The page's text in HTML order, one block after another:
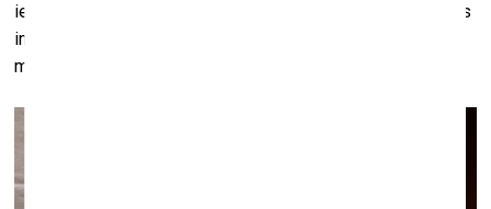
iegādājās divus darbus, jo tā tagad kļūst par pirmo mākslas
institūciju Eiropā, kuriem pieder šāda digitālā māksla. Arī
mūsu projektam tas ir ļoti nozīmīgi.